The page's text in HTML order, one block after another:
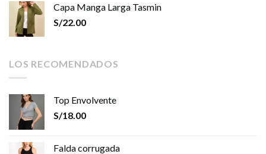
Capa Manga Larga Tasmin
S/22.00
LOS RECOMENDADOS
Top Envolvente
S/18.00
Falda corrugada